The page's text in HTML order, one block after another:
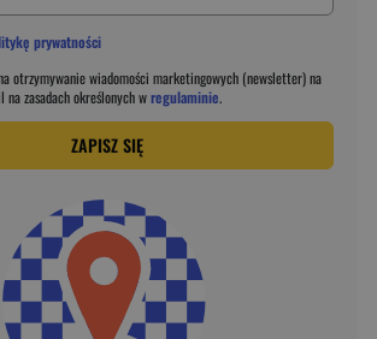
prywatności
otrzymywanie wiadomości marketingowych (newsletter) na
na zasadach określonych wregulaminie.
ZAPISZ SIĘ